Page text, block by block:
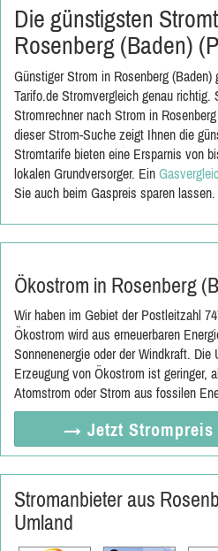
Die günstigsten
Rosenberg (Baden)
Günstiger Strom in Rosenberg
Tarifo.de Stromvergleich genau richtig.
Stromrechner nach Strom in
dieser Strom-Suche zeigt Ihnen die
Stromtarife bieten eine Ersparnis von
lokalen Grundversorger. Ein
Sie auch beim Gaspreis sparen lassen.
Ökostrom in Rosenberg
Wir haben im Gebiet der Postleitzahl
Ökostrom wird aus erneuerbaren
Sonnenenergie oder der Windkraft. Die
Erzeugung von Ökostrom ist geringer,
Atomstrom oder Strom aus fossilen
→ Jetzt
Stromanbieter aus
Umland